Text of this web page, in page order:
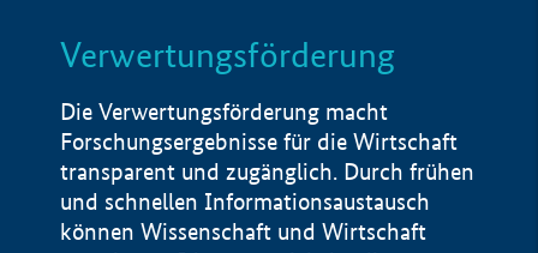
Verwertungsförderung
Die Verwertungsförderung macht
Forschungsergebnisse für die Wirtschaft
transparent und zugänglich. Durch frühen
und schnellen Informationsaustausch
können Wissenschaft und Wirtschaft